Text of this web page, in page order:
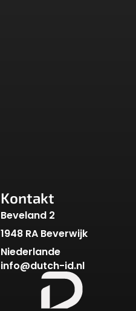
Kontakt
Beveland 2
1948 RA Beverwijk
Niederlande
info@dutch-id.nl